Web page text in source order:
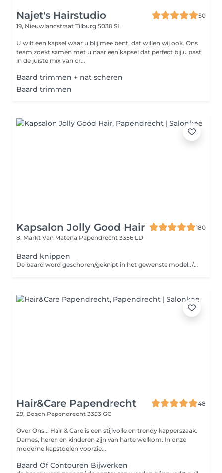
Najet's Hairstudio
50
19, Nieuwlandstraat Tilburg 5038 SL
U wilt een kapsel waar u blij mee bent, dat willen wij ook. Ons
team zoekt samen met u naar een kapsel dat perfect bij u past,
in de juiste mix van cr...
Baard trimmen + nat scheren
Baard trimmen
Kapsalon Jolly Good Hair
180
8, Markt Van Matena Papendrecht 3356 LD
Baard knippen
De baard word geschoren/geknipt in het gewenste model../ wordt geen mes/ scheerschuim gebruikt i v m hygiene
Hair&Care Papendrecht
48
29, Bosch Papendrecht 3353 GC
Over Ons... Hair & Care is een stijlvolle en trendy kapperszaak.
Dames, heren en kinderen zijn van harte welkom. In onze
moderne kapstoelen voorzie...
Baard Of Contouren Bijwerken